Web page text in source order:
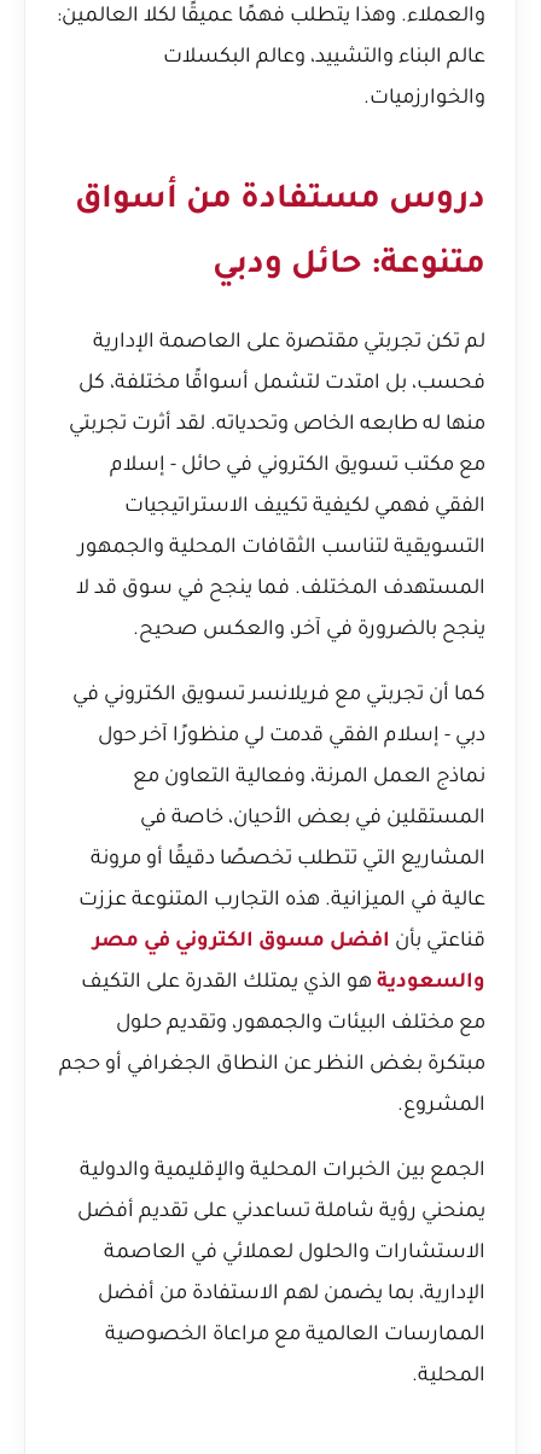
والعملاء. وهذا يتطلب فهمًا عميقًا لكلا العالمين:
عالم البناء والتشييد، وعالم البكسلات
والخوارزميات.
دروس مستفادة من أسواق
متنوعة: حائل ودبي
لم تكن تجربتي مقتصرة على العاصمة الإدارية
فحسب، بل امتدت لتشمل أسواقًا مختلفة، كل
منها له طابعه الخاص وتحدياته. لقد أثرت تجربتي
مع مكتب تسويق الكتروني في حائل - إسلام
الفقي فهمي لكيفية تكييف الاستراتيجيات
التسويقية لتناسب الثقافات المحلية والجمهور
المستهدف المختلف. فما ينجح في سوق قد لا
ينجح بالضرورة في آخر، والعكس صحيح.
كما أن تجربتي مع فريلانسر تسويق الكتروني في
دبي - إسلام الفقي قدمت لي منظورًا آخر حول
نماذج العمل المرنة، وفعالية التعاون مع
المستقلين في بعض الأحيان، خاصة في
المشاريع التي تتطلب تخصصًا دقيقًا أو مرونة
عالية في الميزانية. هذه التجارب المتنوعة عززت
قناعتي بأن افضل مسوق الكتروني في مصر
والسعودية هو الذي يمتلك القدرة على التكيف
مع مختلف البيئات والجمهور، وتقديم حلول
مبتكرة بغض النظر عن النطاق الجغرافي أو حجم
المشروع.
الجمع بين الخبرات المحلية والإقليمية والدولية
يمنحني رؤية شاملة تساعدني على تقديم أفضل
الاستشارات والحلول لعملائي في العاصمة
الإدارية، بما يضمن لهم الاستفادة من أفضل
الممارسات العالمية مع مراعاة الخصوصية
المحلية.